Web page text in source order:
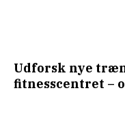
Udforsk nye
fitnesscentret –